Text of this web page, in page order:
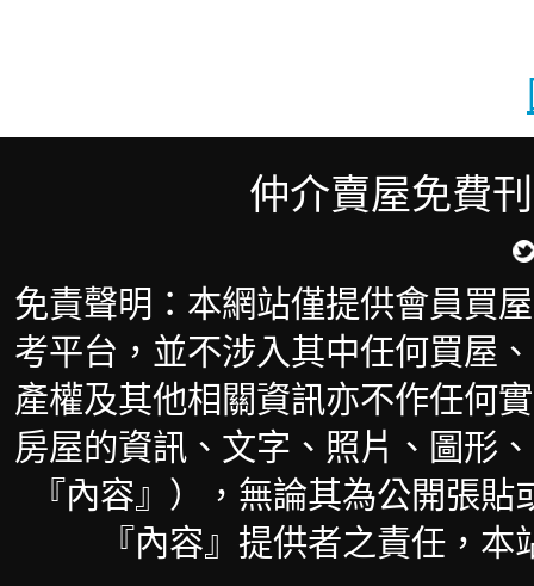
仲介賣屋免費
免責聲明：本網站僅提供會員買
考平台，並不涉入其中任何買屋
產權及其他相關資訊亦不作任何
房屋的資訊、文字、照片、圖形
『內容』），無論其為公開張
『內容』提供者之責任，